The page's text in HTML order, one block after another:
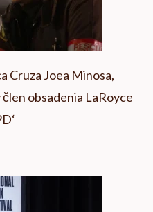
Cruza Joea Minosa,
obsadenia LaRoyce